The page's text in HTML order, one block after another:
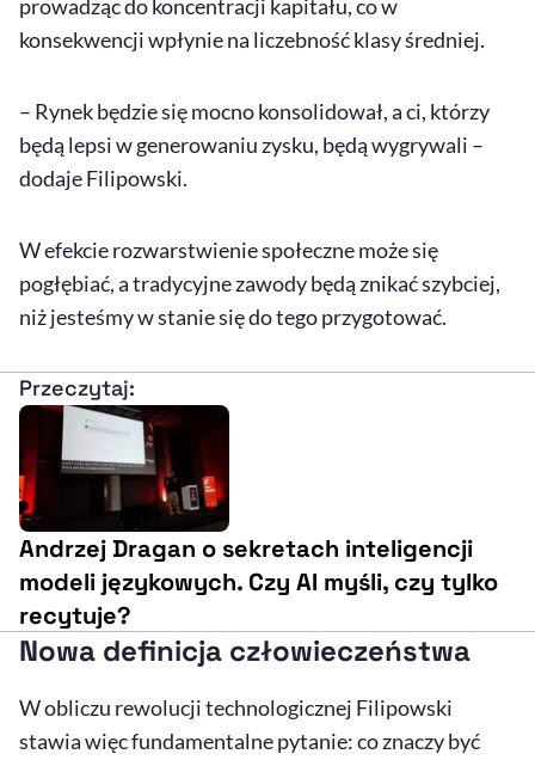
prowadząc do koncentracji kapitału, co w
konsekwencji wpłynie na liczebność klasy średniej.
– Rynek będzie się mocno konsolidował, a ci, którzy
będą lepsi w generowaniu zysku, będą wygrywali –
dodaje Filipowski.
W efekcie rozwarstwienie społeczne może się
pogłębiać, a tradycyjne zawody będą znikać szybciej,
niż jesteśmy w stanie się do tego przygotować.
Przeczytaj:
Andrzej Dragan o sekretach inteligencji
modeli językowych. Czy AI myśli, czy tylko
recytuje?
Nowa definicja człowieczeństwa
W obliczu rewolucji technologicznej Filipowski
stawia więc fundamentalne pytanie: co znaczy być